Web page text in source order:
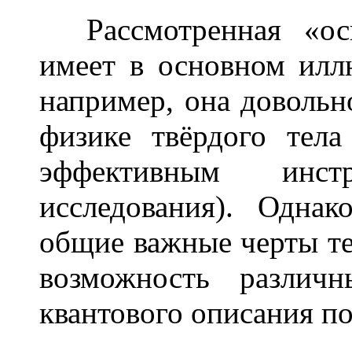
Рассмотренная
имеет в основном
например, она
физике твёрдого
эффективным
исследования).
общие важные черты
возможность
квантового описания